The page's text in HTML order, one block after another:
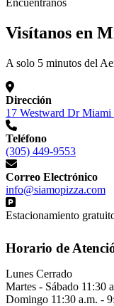
Encuéntranos
Visítanos en
A solo 5 minutos del
Dirección
17 Westward Dr
Teléfono
(305) 449-9553
Correo Electrónico
info@siamopizza.com
Estacionamiento
Horario de
Lunes Cerrado
Martes - Sábado 11:30
Domingo 11:30 a.m. -